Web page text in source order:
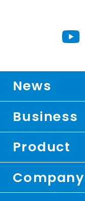
News
Business
Product
Company